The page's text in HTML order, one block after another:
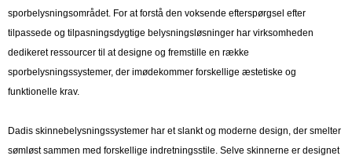
sporbelysningsområdet. For at forstå den voksende efterspørgsel efter
tilpassede og tilpasningsdygtige belysningsløsninger har virksomheden
dedikeret ressourcer til at designe og fremstille en række
sporbelysningssystemer, der imødekommer forskellige æstetiske og
funktionelle krav.
Dadis skinnebelysningssystemer har et slankt og moderne design, der smelter
sømløst sammen med forskellige indretningsstile. Selve skinnerne er designet